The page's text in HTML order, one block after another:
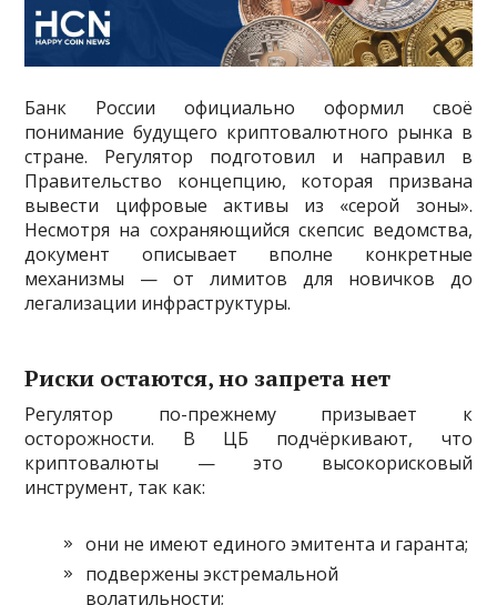
Банк России официально оформил своё
понимание будущего криптовалютного рынка в
стране. Регулятор подготовил и направил в
Правительство концепцию, которая призвана
вывести цифровые активы из «серой зоны».
Несмотря на сохраняющийся скепсис ведомства,
документ описывает вполне конкретные
механизмы — от лимитов для новичков до
легализации инфраструктуры.
Риски остаются, но запрета нет
Регулятор по-прежнему призывает к
осторожности. В ЦБ подчёркивают, что
криптовалюты — это высокорисковый
инструмент, так как:
они не имеют единого эмитента и гаранта;
подвержены экстремальной
волатильности;